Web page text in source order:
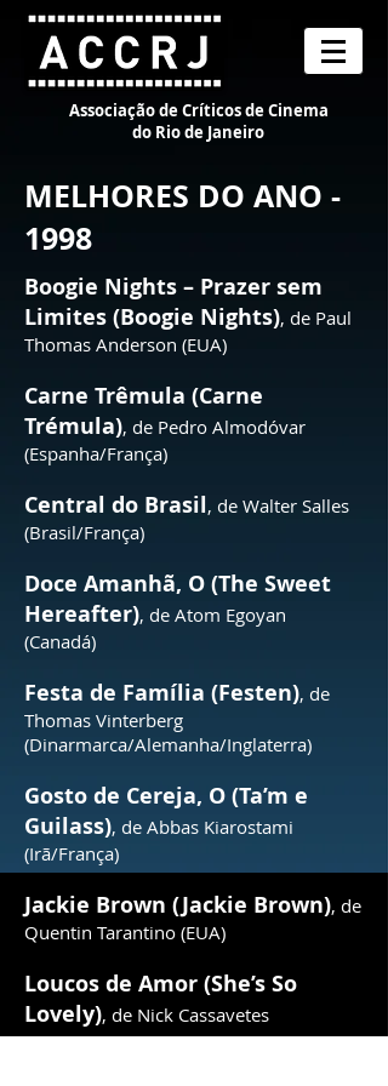
Associação de Críticos de Cinema
do Rio de Janeiro
MELHORES DO ANO -
1998
Boogie Nights – Prazer sem
Limites (Boogie Nights), de Paul
Thomas Anderson (EUA)
Carne Trêmula (Carne
Trémula), de Pedro Almodóvar
(Espanha/França)
Central do Brasil, de Walter Salles
(Brasil/França)
Doce Amanhã, O (The Sweet
Hereafter), de Atom Egoyan
(Canadá)
Festa de Família (Festen), de
Thomas Vinterberg
(Dinarmarca/Alemanha/Inglaterra)
Gosto de Cereja, O (Ta’m e
Guilass), de Abbas Kiarostami
(Irã/França)
Jackie Brown (Jackie Brown), de
Quentin Tarantino (EUA)
Loucos de Amor (She’s So
Lovely), de Nick Cassavetes
(EUA/França)